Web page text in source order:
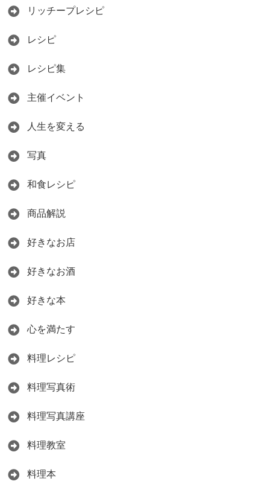
リッチープレシピ
レシピ
レシピ集
主催イベント
人生を変える
写真
和食レシピ
商品解説
好きなお店
好きなお酒
好きな本
心を満たす
料理レシピ
料理写真術
料理写真講座
料理教室
料理本